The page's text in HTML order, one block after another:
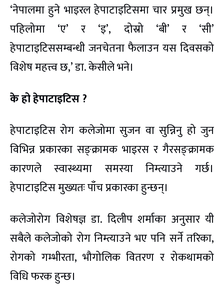
‘नेपालमा हुने भाइरल हेपाटाइटिसमा चार प्रमुख छन्।
पहिलोमा ‘ए’ र ‘इ’, दोस्रो ‘बी’ र ‘सी’
हेपाटाइटिससम्बन्धी जनचेतना फैलाउन यस दिवसको
विशेष महत्त्व छ,’ डा. केसीले भने।
के हो हेपाटाइटिस ?
हेपाटाइटिस रोग कलेजोमा सुजन वा सुन्निनु हो जुन
विभिन्न प्रकारका सङ्क्रामक भाइरस र गैरसङ्क्रामक
कारणले स्वास्थ्यमा समस्या निम्त्याउने गर्छ।
हेपाटाइटिस मुख्यतः पाँच प्रकारका हुन्छन्।
कलेजोरोग विशेषज्ञ डा. दिलीप शर्माका अनुसार यी
सबैले कलेजोको रोग निम्त्याउने भए पनि सर्ने तरिका,
रोगको गम्भीरता, भौगोलिक वितरण र रोकथामको
विधि फरक हुन्छ।